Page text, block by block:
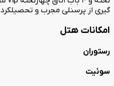
گیری از پرسنلی مجرب و
امکانات هتل
رستوران
سوئیت